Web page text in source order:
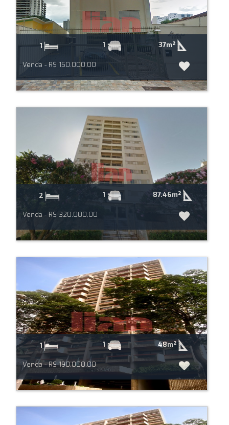
1 1 37m²
Venda - R$ 150.000,00
2 1 87.46m²
Venda - R$ 320.000,00
1 1 48m²
Venda - R$ 190.000,00